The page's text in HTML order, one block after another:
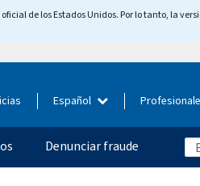
de los Estados Unidos. Por lo tanto, la
Español
Denunciar fraude